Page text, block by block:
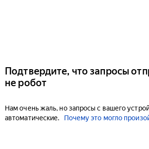
Подтвердите, что запросы
не робот
Нам очень жаль, но запросы с вашего
автоматические.
Почему это могло